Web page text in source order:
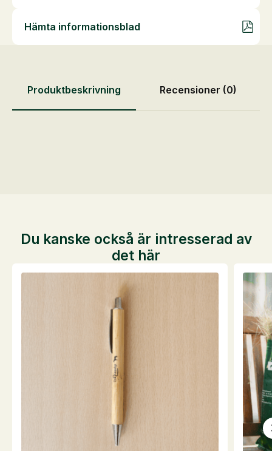
Hämta informationsblad
Produktbeskrivning Recensioner (0)
Du kanske också är intresserad av
det här